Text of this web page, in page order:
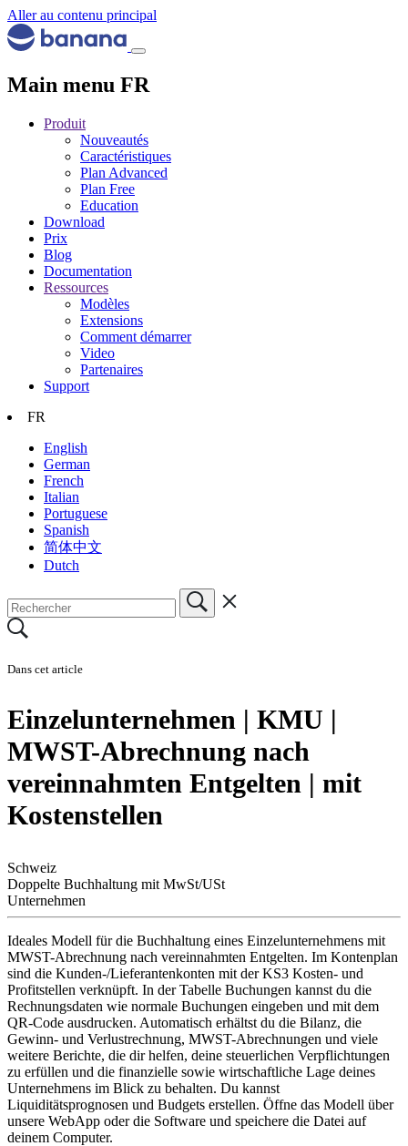
Aller au contenu principal
Main menu FR
Produit
Nouveautés
Caractéristiques
Plan Advanced
Plan Free
Education
Download
Prix
Blog
Documentation
Ressources
Modèles
Extensions
Comment démarrer
Video
Partenaires
Support
FR
English
German
French
Italian
Portuguese
Spanish
简体中文
Dutch
Dans cet article
Einzelunternehmen | KMU |
MWST-Abrechnung nach
vereinnahmten Entgelten | mit
Kostenstellen
Schweiz
Doppelte Buchhaltung mit MwSt/USt
Unternehmen
Ideales Modell für die Buchhaltung eines Einzelunternehmens mit
MWST-Abrechnung nach vereinnahmten Entgelten. Im Kontenplan
sind die Kunden-/Lieferantenkonten mit der KS3 Kosten- und
Profitstellen verknüpft. In der Tabelle Buchungen kannst du die
Rechnungsdaten wie normale Buchungen eingeben und mit dem
QR-Code ausdrucken. Automatisch erhältst du die Bilanz, die
Gewinn- und Verlustrechnung, MWST-Abrechnungen und viele
weitere Berichte, die dir helfen, deine steuerlichen Verpflichtungen
zu erfüllen und die finanzielle sowie wirtschaftliche Lage deines
Unternehmens im Blick zu behalten. Du kannst
Liquiditätsprognosen und Budgets erstellen. Öffne das Modell über
unsere WebApp oder die Software und speichere die Datei auf
deinem Computer.